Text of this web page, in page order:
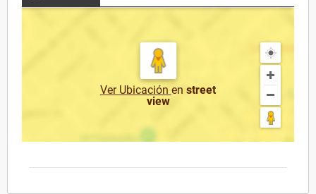
Ver Ubicación en street
view